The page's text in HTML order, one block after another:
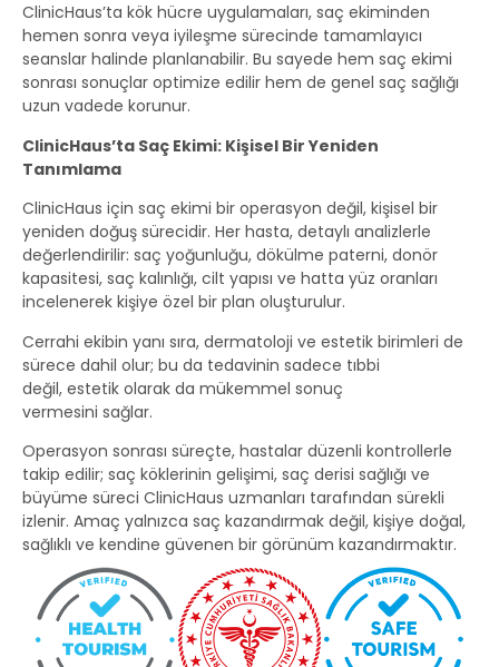
ClinicHaus’ta kök hücre uygulamaları, saç ekiminden
hemen sonra veya iyileşme sürecinde tamamlayıcı
seanslar halinde planlanabilir. Bu sayede hem saç ekimi
sonrası sonuçlar optimize edilir hem de genel saç sağlığı
uzun vadede korunur.
ClinicHaus’ta Saç Ekimi: Kişisel Bir Yeniden
Tanımlama
ClinicHaus için saç ekimi bir operasyon değil, kişisel bir
yeniden doğuş sürecidir. Her hasta, detaylı analizlerle
değerlendirilir: saç yoğunluğu, dökülme paterni, donör
kapasitesi, saç kalınlığı, cilt yapısı ve hatta yüz oranları
incelenerek kişiye özel bir plan oluşturulur.
Cerrahi ekibin yanı sıra, dermatoloji ve estetik birimleri de
sürece dahil olur; bu da tedavinin sadece tıbbi
değil, estetik olarak da mükemmel sonuç
vermesini sağlar.
Operasyon sonrası süreçte, hastalar düzenli kontrollerle
takip edilir; saç köklerinin gelişimi, saç derisi sağlığı ve
büyüme süreci ClinicHaus uzmanları tarafından sürekli
izlenir. Amaç yalnızca saç kazandırmak değil, kişiye doğal,
sağlıklı ve kendine güvenen bir görünüm kazandırmaktır.